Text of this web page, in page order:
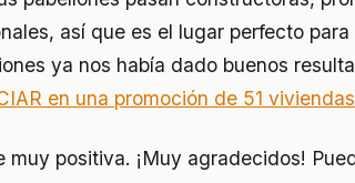
así que es el lugar perfecto
ya nos había dado buenos
en una promoción de 51
muy positiva. ¡Muy agradecidos!